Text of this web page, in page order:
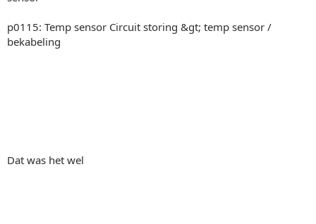
p0115: Temp sensor Circuit storing &gt; temp sensor /
bekabeling
Dat was het wel